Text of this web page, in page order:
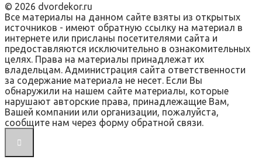
© 2026 dvordekor.ru
Все материалы на данном сайте взяты из открытых
источников - имеют обратную ссылку на материал в
интернете или присланы посетителями сайта и
предоставляются исключительно в ознакомительных
целях. Права на материалы принадлежат их
владельцам. Администрация сайта ответственности
за содержание материала не несет. Если Вы
обнаружили на нашем сайте материалы, которые
нарушают авторские права, принадлежащие Вам,
Вашей компании или организации, пожалуйста,
сообщите нам через форму обратной связи.